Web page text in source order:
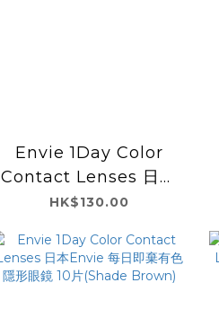
Envie 1Day Color
Contact Lenses 日本
Envie 每日即棄有色隱
(Chameau Hazel)
HK$130.00